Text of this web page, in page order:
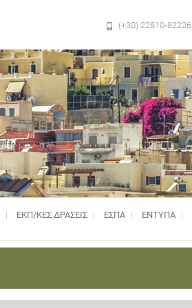
(+30) 22810-82226
ΕΚΠ/ΚΕΣ ΔΡΑΣΕΙΣ ΕΣΠΑ ΕΝΤΥΠΑ